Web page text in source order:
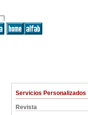
Servicios Personalizados
Revista